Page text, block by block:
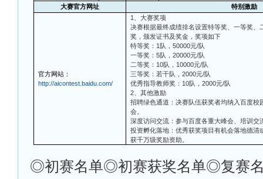
大赛官方网址 特别激励
官方网站：
http://aicontest.baidu.com/
1
、大赛奖项
决赛根据最终成绩排名设置特等奖、一等奖、
奖，颁发证书及奖金，奖项如下
特等奖：1队，50000元/队
一等奖：5队，20000元/队
二等奖：10队，10000元/队
三等奖：若干队，2000元/队
优秀指导教师奖：10队，2000元/队
2、其他激励
招聘绿色通道：决赛队伍获奖者均纳入百度校
会。
深度访问交流：参与百度各重大峰会、培训交
投资孵化落地：优秀获奖项目有机会落地德清
获千万级奖励资助。
◎初赛名单◎初赛获奖名单◎复赛